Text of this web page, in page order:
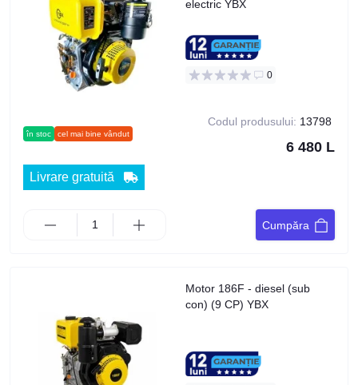
în stoc cel mai bine vândut
electric YBX
0
Codul produsului: 13798
6 480 L
Livrare gratuită
Cumpăra
Motor 186F - diesel (sub
con) (9 CP) YBX